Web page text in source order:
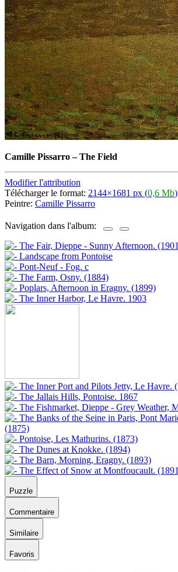
Camille Pissarro–The Field
Modifier l'attribution
Télécharger le format: 2144×1681 px (0,6 Mb)
Peintre: Camille Pissarro
Navigation dans l'album:
Puzzle
Commentaire
Similaire
Favoris